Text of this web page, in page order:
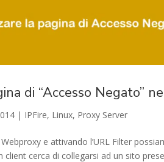
di “Accesso Negato”
| IPFire, Linux, Proxy Server
e attivando l’URL Filter
cerca di collegarsi ad un sito